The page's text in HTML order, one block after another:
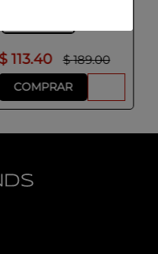
38 39
41
42
43
44
Azul Claro
$ 113.